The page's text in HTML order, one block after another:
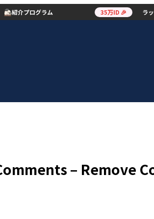
紹介プログラム 35万ID 🎉 ラ
– Remove